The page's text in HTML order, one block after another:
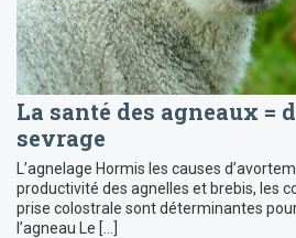
La santé des agneaux =
sevrage
L’agnelage Hormis les causes
productivité des agnelles et brebis, les
prise colostrale sont déterminantes
l’agneau Le […]